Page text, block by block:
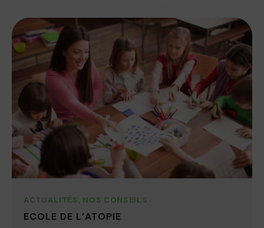
ACTUALITÉS, NOS CONSEILS
ECOLE DE L’ATOPIE